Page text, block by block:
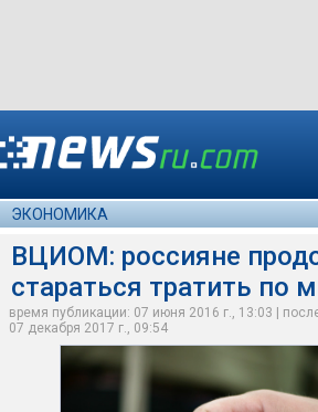
ЭКОНОМИКА
ВЦИОМ: россияне
стараться тратить по
время публикации: 07 июня 2016 г., 13:03 |
07 декабря 2017 г., 09:54